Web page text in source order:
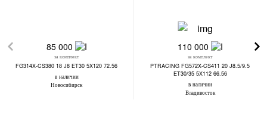
85 000
за комплект
FG314X-CS380 18 J8 ET30 5X120 72.56
в наличии
Новосибирск
110 000
за комплект
PTRACING FG572X-CS411 20 J8.5/9.5
ET30/35 5X112 66.56
в наличии
Владивосток